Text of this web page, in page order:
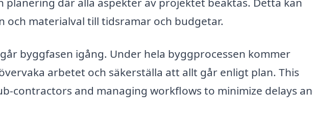
och materialval till tidsramar och budgetar.
byggfasen igång. Under hela byggprocessen kommer
arbetet och säkerställa att allt går enligt plan. This
contractors and managing workflows to minimize delays